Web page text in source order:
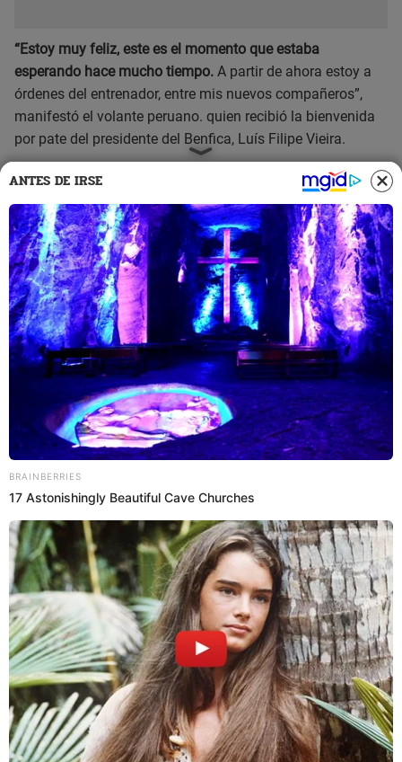
“Estoy muy feliz, este es el momento que estaba
esperando hace mucho tiempo. A partir de ahora estoy a
órdenes del entrenador, entre mis nuevos compañeros”,
manifestó el volante peruano. quien recibió la bienvenida
por pate del presidente del Benfica, Luís Filipe Vieira.
Carrillo se ha puesto metas altas en su nuevo club. “Tengo
muchas ganas de ser campeón, porque este es un club
donde siempre es la meta”, acotó.
ANTES DE IRSE